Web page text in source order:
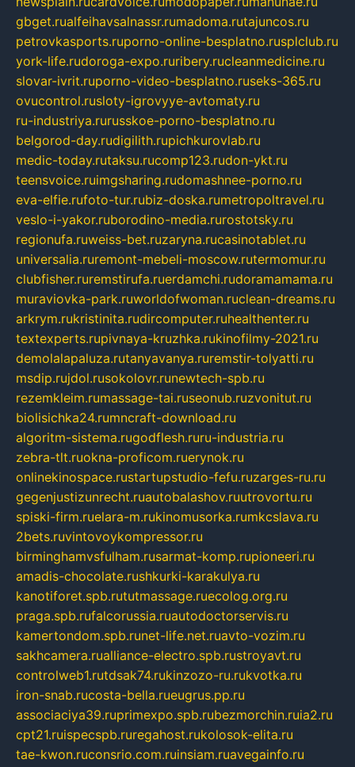
gbget.rualfeihavsalnassr.rumadoma.rutajuncos.ru
petrovkasports.ruporno-online-besplatno.rusplclub.ru
york-life.rudoroga-expo.ruribery.rucleanmedicine.ru
slovar-ivrit.ruporno-video-besplatno.ruseks-365.ru
ovucontrol.rusloty-igrovyye-avtomaty.ru
ru-industriya.rurusskoe-porno-besplatno.ru
belgorod-day.rudigilith.rupichkurovlab.ru
medic-today.rutaksu.rucomp123.rudon-ykt.ru
teensvoice.ruimgsharing.rudomashnee-porno.ru
eva-elfie.rufoto-tur.rubiz-doska.rumetropoltravel.ru
veslo-i-yakor.ruborodino-media.rurostotsky.ru
regionufa.ruweiss-bet.ruzaryna.rucasinotablet.ru
universalia.ruremont-mebeli-moscow.rutermomur.ru
clubfisher.ruremstirufa.ruerdamchi.rudoramamama.ru
muraviovka-park.ruworldofwoman.ruclean-dreams.ru
arkrym.rukristinita.rudircomputer.ruhealthenter.ru
textexperts.rupivnaya-kruzhka.rukinofilmy-2021.ru
demolalapaluza.rutanyavanya.ruremstir-tolyatti.ru
msdip.rujdol.rusokolovr.runewtech-spb.ru
rezemkleim.rumassage-tai.ruseonub.ruzvonitut.ru
biolisichka24.rumncraft-download.ru
algoritm-sistema.rugodflesh.ruru-industria.ru
zebra-tlt.ruokna-proficom.ruerynok.ru
onlinekinospace.rustartupstudio-fefu.ruzarges-ru.ru
gegenjustizunrecht.ruautobalashov.ruutrovortu.ru
spiski-firm.ruelara-m.rukinomusorka.rumkcslava.ru
2bets.ruvintovoykompressor.ru
birminghamvsfulham.rusarmat-komp.rupioneeri.ru
amadis-chocolate.rushkurki-karakulya.ru
kanotiforet.spb.rututmassage.ruecolog.org.ru
praga.spb.rufalcorussia.ruautodoctorservis.ru
kamertondom.spb.runet-life.net.ruavto-vozim.ru
sakhcamera.rualliance-electro.spb.rustroyavt.ru
controlweb1.rutdsak74.rukinzozo-ru.rukvotka.ru
iron-snab.rucosta-bella.rueugrus.pp.ru
associaciya39.ruprimexpo.spb.rubezmorchin.ruia2.ru
cpt21.ruispecspb.ruregahost.rukolosok-elita.ru
tae-kwon.ruconsrio.com.ruinsiam.ruavegainfo.ru